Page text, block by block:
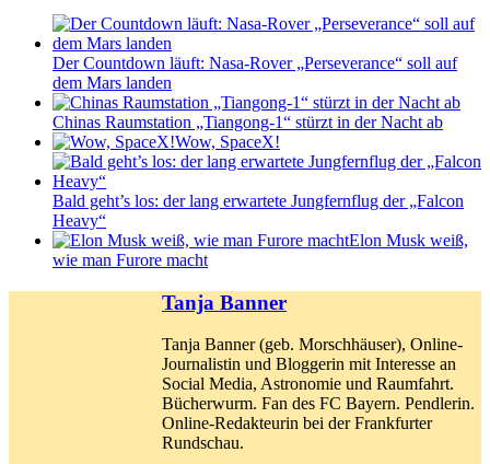
Der Countdown läuft: Nasa-Rover „Perseverance“ soll auf
dem Mars landen
Chinas Raumstation „Tiangong-1“ stürzt in der Nacht ab
Wow, SpaceX!
Bald geht’s los: der lang erwartete Jungfernflug der „Falcon
Heavy“
Elon Musk weiß,
wie man Furore macht
Tanja Banner
Tanja Banner (geb. Morschhäuser), Online-
Journalistin und Bloggerin mit Interesse an
Social Media, Astronomie und Raumfahrt.
Bücherwurm. Fan des FC Bayern. Pendlerin.
Online-Redakteurin bei der Frankfurter
Rundschau.